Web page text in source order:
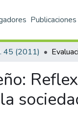
45 (2011)